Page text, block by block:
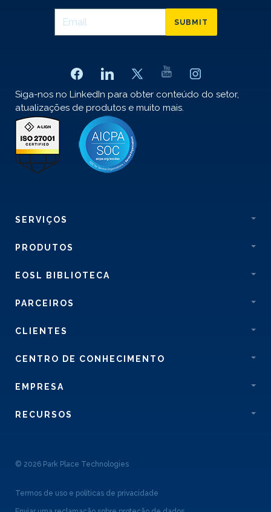
SUBMIT
Siga-nos no LinkedIn para obter conteúdo do setor,
atualizações de produtos e muito mais.
SERVIÇOS
PRODUTOS
EOSL BIBLIOTECA
PARCEIROS
CLIENTES
CENTRO DE CONHECIMENTO
EMPRESA
RECURSOS
© 2026 Park Place Technologies
Termos de uso e políticas de privacidade